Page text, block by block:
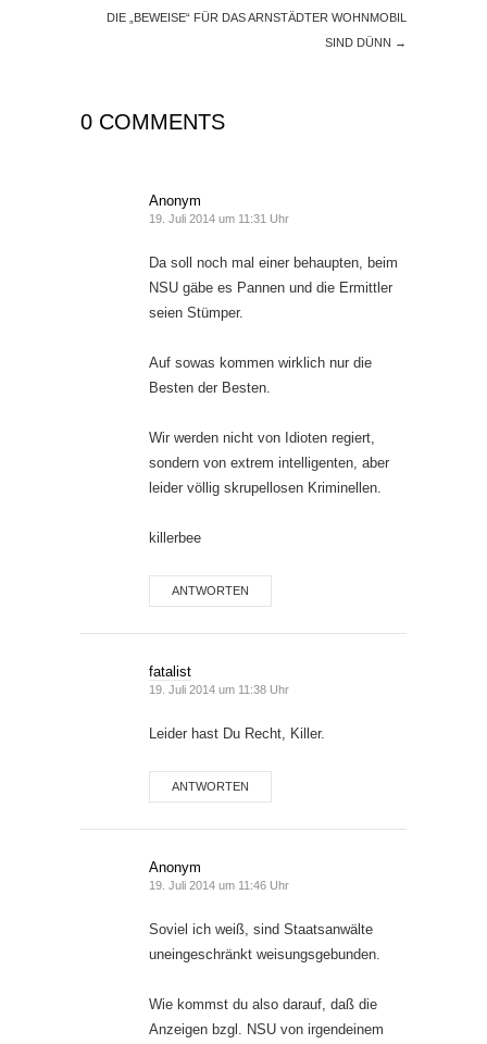
DIE „BEWEISE“ FÜR DAS ARNSTÄDTER WOHNMOBIL
SIND DÜNN →
0 COMMENTS
Anonym
19. Juli 2014 um 11:31 Uhr
Da soll noch mal einer behaupten, beim
NSU gäbe es Pannen und die Ermittler
seien Stümper.
Auf sowas kommen wirklich nur die
Besten der Besten.
Wir werden nicht von Idioten regiert,
sondern von extrem intelligenten, aber
leider völlig skrupellosen Kriminellen.
killerbee
ANTWORTEN
fatalist
19. Juli 2014 um 11:38 Uhr
Leider hast Du Recht, Killer.
ANTWORTEN
Anonym
19. Juli 2014 um 11:46 Uhr
Soviel ich weiß, sind Staatsanwälte
uneingeschränkt weisungsgebunden.
Wie kommst du also darauf, daß die
Anzeigen bzgl. NSU von irgendeinem